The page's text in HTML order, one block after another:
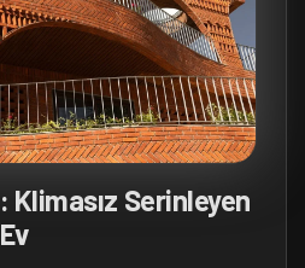
Klimasız Serinleyen